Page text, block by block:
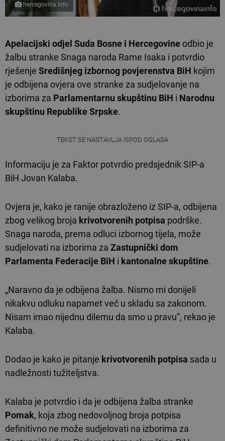
hercegovina.info
Apelacijski odjel Suda Bosne i Hercegovine odbio je
žalbu stranke Snaga naroda Rame Isaka i potvrdio
rješenje Središnjeg izbornog povjerenstva BiH kojim
je odbijena ovjera ove stranke za sudjelovanje na
izborima za Parlamentarnu skupštinu BiH i Narodnu
skupštinu Republike Srpske.
TEKST SE NASTAVLJA ISPOD OGLASA
Informaciju je za Faktor potvrdio predsjednik SIP-a
BiH Jovan Kalaba.
Ovjera je, kako je ranije obrazloženo iz SIP-a, odbijena
zbog velikog broja krivotvorenih potpisa podrške.
Snaga naroda, prema odluci izbornog tijela, može
sudjelovati na izborima za Zastupnički dom
Parlamenta Federacije BiH i kantonalne skupštine.
„Naravno da je odbijena žalba. Nismo mi donijeli
nikakvu odluku napamet već u skladu sa zakonom.
Nisam imao nijednu dilemu da smo u pravu”, rekao je
Kalaba.
Dodao je kako je pitanje krivotvorenih potpisa sada u
nadležnosti tužiteljstva.
Kalaba je potvrdio i da je odbijena žalba stranke
Pomak, koja zbog nedovoljnog broja potpisa
definitivno ne može sudjelovati na izborima za